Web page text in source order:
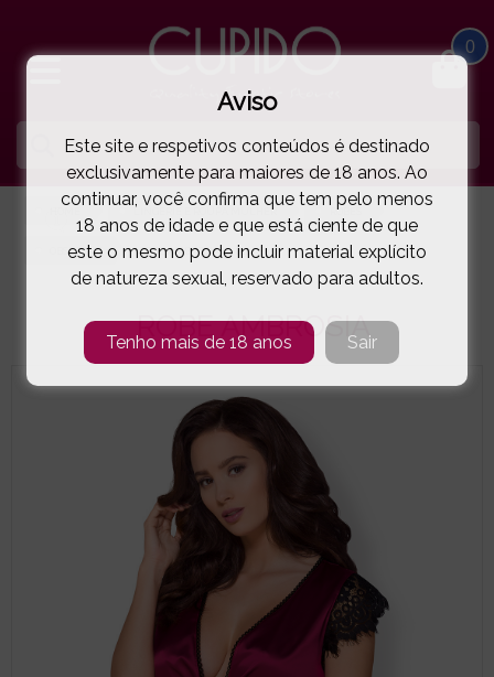
0
LINGERIE E ROUPA MULHER ROBES
OBSESSIVE ROBE AMBROSIA( 5-8945E )
ROBE AMBROSIA
Aviso
Este site e respetivos conteúdos é destinado
exclusivamente para maiores de 18 anos. Ao
continuar, você confirma que tem pelo menos
18 anos de idade e que está ciente de que
este o mesmo pode incluir material explícito
de natureza sexual, reservado para adultos.
Tenho mais de 18 anos Sair